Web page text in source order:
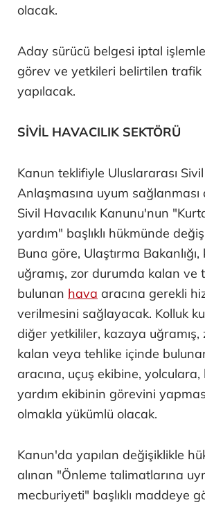
olacak.
Aday sürücü belgesi iptal
görev ve yetkileri belirtilen trafik
yapılacak.
SİVİL HAVACILIK SEKTÖRÜ
Kanun teklifiyle Uluslararası Sivil
Anlaşmasına uyum sağlanması
Sivil Havacılık Kanunu'nun
yardım" başlıklı hükmünde
Buna göre, Ulaştırma
uğramış, zor durumda kalan ve
bulunan hava aracına gerekli
verilmesini sağlayacak. Kolluk
diğer yetkililer, kazaya
kalan veya tehlike içinde
aracına, uçuş ekibine,
yardım ekibinin görevini
olmakla yükümlü olacak.
Kanun'da yapılan değişiklikle
alınan "Önleme talimatlarına
mecburiyeti" başlıklı maddeye